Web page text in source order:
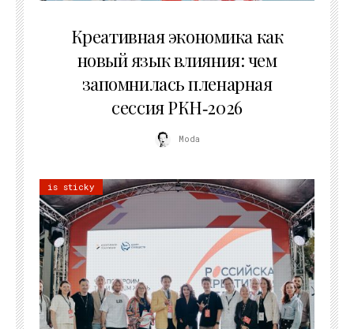
Креативная экономика как
новый язык влияния: чем
запомнилась пленарная
сессия РКН‑2026
Moda
is sticky